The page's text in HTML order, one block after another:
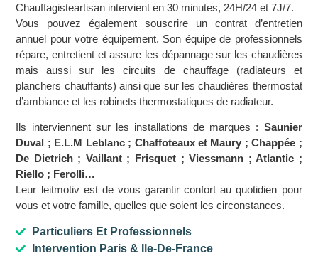
Chauffagisteartisan intervient en 30 minutes, 24H/24 et 7J/7.
Vous pouvez également souscrire un contrat d’entretien
annuel pour votre équipement. Son équipe de professionnels
répare, entretient et assure les dépannage sur les chaudières
mais aussi sur les circuits de chauffage (radiateurs et
planchers chauffants) ainsi que sur les chaudières thermostat
d’ambiance et les robinets thermostatiques de radiateur.
Ils interviennent sur les installations de marques : Saunier
Duval ; E.L.M Leblanc ; Chaffoteaux et Maury ; Chappée ;
De Dietrich ; Vaillant ; Frisquet ; Viessmann ; Atlantic ;
Riello ; Ferolli…
Leur leitmotiv est de vous garantir confort au quotidien pour
vous et votre famille, quelles que soient les circonstances.
Particuliers Et Professionnels
Intervention Paris & Ile-De-France